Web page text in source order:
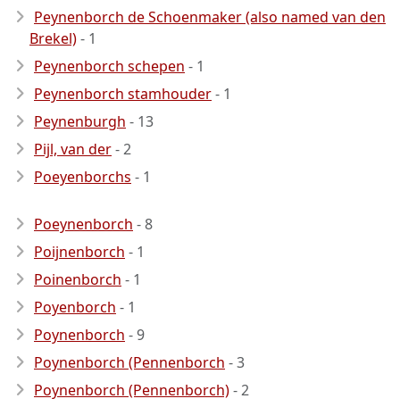
Peynenborch de Schoenmaker (also named van den
Brekel)- 1
Peynenborch schepen - 1
Peynenborch stamhouder- 1
Peynenburgh - 13
Pijl, van der- 2
Poeyenborchs - 1
Poeynenborch - 8
Poijnenborch - 1
Poinenborch - 1
Poyenborch - 1
Poynenborch - 9
Poynenborch (Pennenborch - 3
Poynenborch (Pennenborch)- 2